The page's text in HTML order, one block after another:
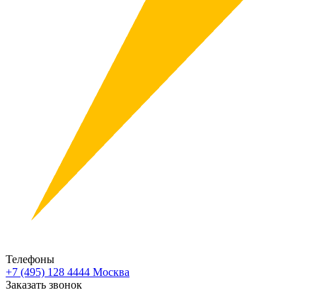
Телефоны
+7 (495) 128 4444 Москва
Заказать звонок